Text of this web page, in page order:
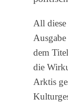
All diese
dem
die
Arktis